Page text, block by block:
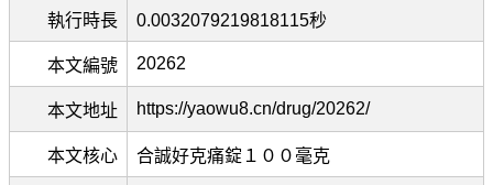
執行時長 0.0032079219818115秒
本文編號 20262
本文地址 https://yaowu8.cn/drug/20262/
本文核心 合誠好克痛錠１００毫克